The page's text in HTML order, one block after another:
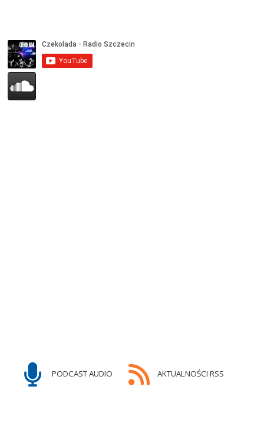
PODCAST AUDIO AKTUALNOŚCI RSS